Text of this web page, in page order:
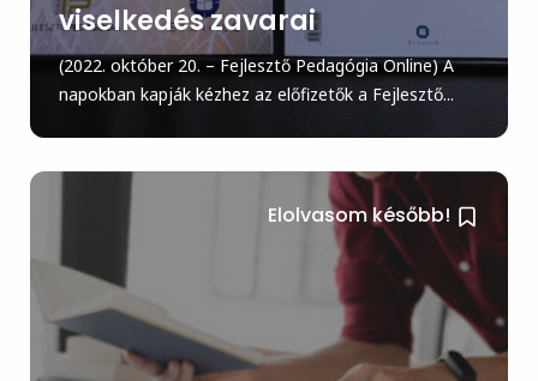
viselkedés zavarai
(2022. október 20. – Fejlesztő Pedagógia Online) A
napokban kapják kézhez az előfizetők a Fejlesztő...
Elolvasom később!